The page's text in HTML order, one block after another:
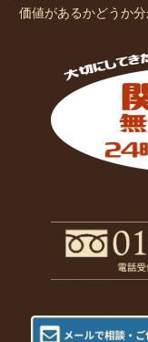
価値があるかどうか